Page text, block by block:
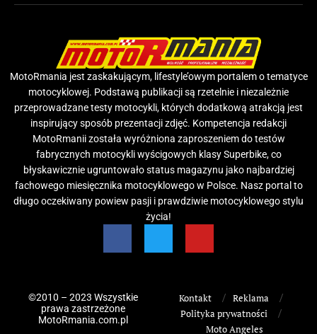
MotoRmania jest zaskakującym, lifestyle’owym portalem o tematyce
motocyklowej. Podstawą publikacji są rzetelnie i niezależnie
przeprowadzane testy motocykli, których dodatkową atrakcją jest
inspirujący sposób prezentacji zdjęć. Kompetencja redakcji
MotoRmanii została wyróżniona zaproszeniem do testów
fabrycznych motocykli wyścigowych klasy Superbike, co
błyskawicznie ugruntowało status magazynu jako najbardziej
fachowego miesięcznika motocyklowego w Polsce. Nasz portal to
długo oczekiwany powiew pasji i prawdziwie motocyklowego stylu
życia!
©2010 – 2023 Wszystkie
prawa zastrzeżone
MotoRmania.com.pl
Kontakt
Reklama
Polityka prywatności
Moto Angeles